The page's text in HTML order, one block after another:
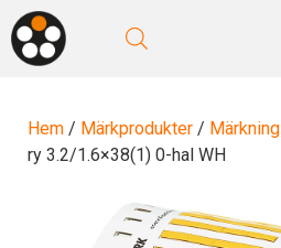
Hoppa
till
innehåll
Hem / Märkprodukter / Märkning
ry 3.2/1.6×38(1) 0-hal WH